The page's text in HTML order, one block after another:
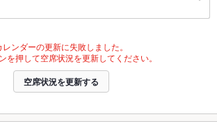
レンダーの更新に失敗しました。
を押して空席状況を更新してください。
空席状況を更新する